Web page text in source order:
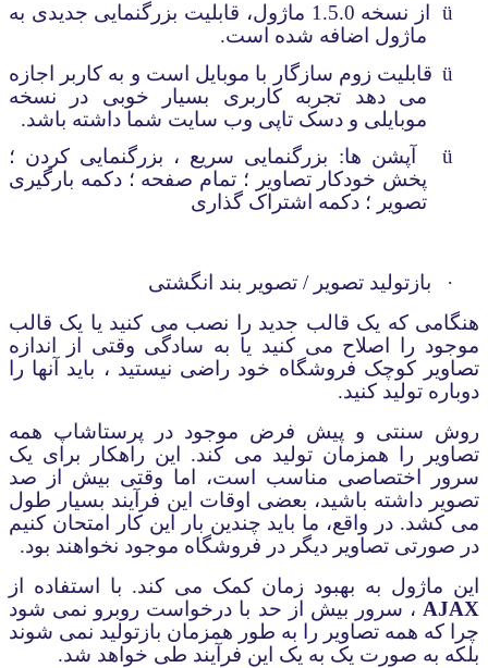
ü
از نسخه 1.5.0 ماژول، قابلیت بزرگنمایی جدیدی به
ماژول اضافه شده است.
ü قابلیت زوم سازگار با موبایل است و به کاربر اجازه
می دهد تجربه کاربری بسیار خوبی در نسخه
موبایلی و دسک تاپی وب سایت شما داشته باشد.
ü
آپشن ها: بزرگنمایی سریع ، بزرگنمایی کردن ؛
پخش خودکار تصاویر ؛ تمام صفحه ؛ دکمه بارگیری
تصویر ؛ دکمه اشتراک گذاری
·
بازتولید تصویر / تصویر بند انگشتی
هنگامی که یک قالب جدید را نصب می کنید یا یک قالب
موجود را اصلاح می کنید یا به سادگی وقتی از اندازه
تصاویر کوچک فروشگاه خود راضی نیستید ، باید آنها را
دوباره تولید کنید.
روش سنتی و پیش فرض موجود در پرستاشاپ همه
تصاویر را همزمان تولید می کند. این راهکار برای یک
سرور اختصاصی مناسب است، اما وقتی بیش از صد
تصویر داشته باشید، بعضی اوقات این فرآیند بسیار طول
می کشد. در واقع، ما باید چندین بار این کار امتحان کنیم
در صورتی تصاویر دیگر در فروشگاه موجود نخواهند بود.
این ماژول به بهبود زمان کمک می کند. با استفاده از
AJAX ، سرور بیش از حد با درخواست روبرو نمی شود
چرا که همه تصاویر را به طور همزمان بازتولید نمی شوند
بلکه به صورت یک به یک این فرآیند طی خواهد شد.